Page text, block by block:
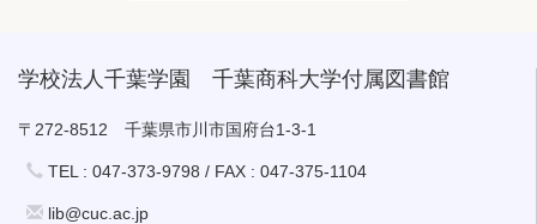
学校法人千葉学園 千葉商科大学付属図書館
〒272-8512 千葉県市川市国府台1-3-1
TEL : 047-373-9798 / FAX : 047-375-1104
lib@cuc.ac.jp